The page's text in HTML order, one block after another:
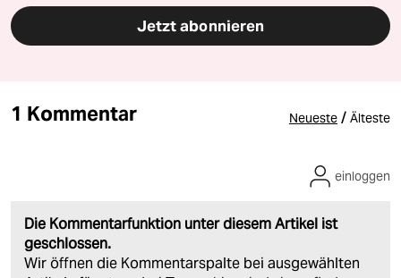
Jetzt abonnieren
1 Kommentar Neueste / Älteste
Die Kommentarfunktion unter diesem Artikel ist
geschlossen.
Wir öffnen die Kommentarspalte bei ausgewählten
einloggen